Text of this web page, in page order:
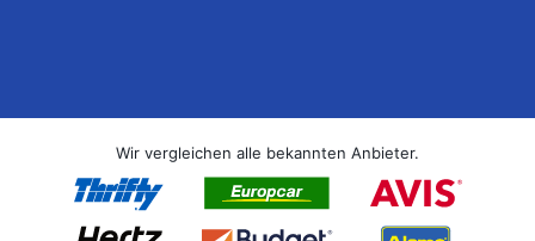
Wir vergleichen alle bekannten Anbieter.